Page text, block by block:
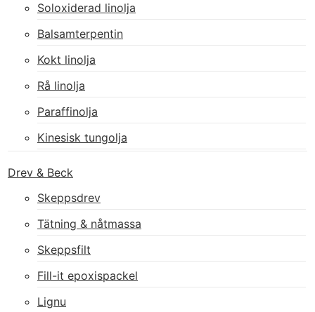
Soloxiderad linolja
Balsamterpentin
Kokt linolja
Rå linolja
Paraffinolja
Kinesisk tungolja
Drev & Beck
Skeppsdrev
Tätning & nåtmassa
Skeppsfilt
Fill-it epoxispackel
Lignu